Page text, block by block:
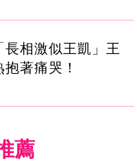
長相激似王凱」王
著痛哭！
薦